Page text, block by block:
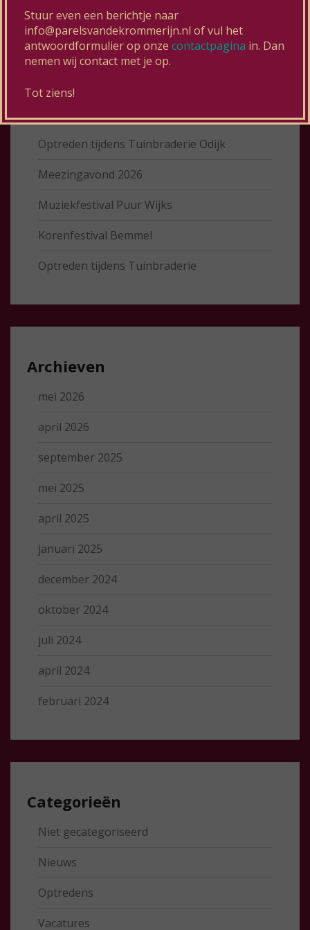
Recente berichten
Optreden tijdens Tuinbraderie Odijk
Meezingavond 2026
Muziekfestival Puur Wijks
Korenfestival Bemmel
Optreden tijdens Tuinbraderie
Archieven
mei 2026
april 2026
september 2025
mei 2025
april 2025
januari 2025
december 2024
oktober 2024
juli 2024
april 2024
februari 2024
Categorieën
Niet gecategoriseerd
Nieuws
Optredens
Vacatures
Stuur even een berichtje naar
info@parelsvandekrommerijn.nl of vul het
antwoordformulier op onze contactpagina in. Dan
nemen wij contact met je op.
Tot ziens!